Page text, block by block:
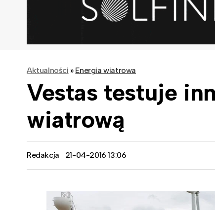
Aktualności » Energia wiatrowa
Vestas testuje
wiatrową
Redakcja 21-04-2016 13:06